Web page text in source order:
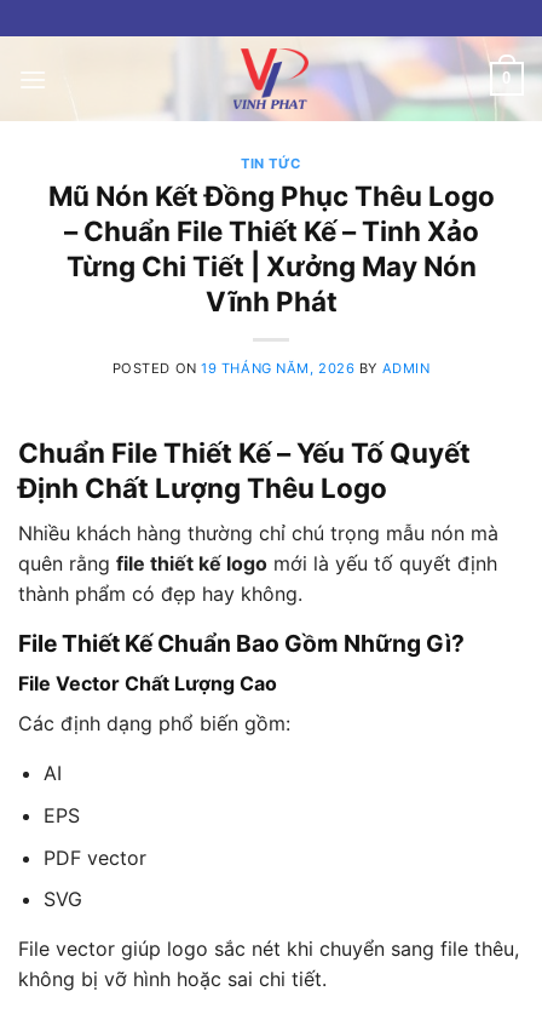
to
content
0
TIN TỨC
Mũ Nón Kết Đồng Phục Thêu Logo
– Chuẩn File Thiết Kế – Tinh Xảo
Từng Chi Tiết | Xưởng May Nón
Vĩnh Phát
POSTED ON19 THÁNG NĂM, 2026 BY ADMIN
Chuẩn File Thiết Kế – Yếu Tố Quyết
Định Chất Lượng Thêu Logo
Nhiều khách hàng thường chỉ chú trọng mẫu nón mà
quên rằng file thiết kế logo mới là yếu tố quyết định
thành phẩm có đẹp hay không.
File Thiết Kế Chuẩn Bao Gồm Những Gì?
File Vector Chất Lượng Cao
Các định dạng phổ biến gồm:
AI
EPS
PDF vector
SVG
File vector giúp logo sắc nét khi chuyển sang file thêu,
không bị vỡ hình hoặc sai chi tiết.